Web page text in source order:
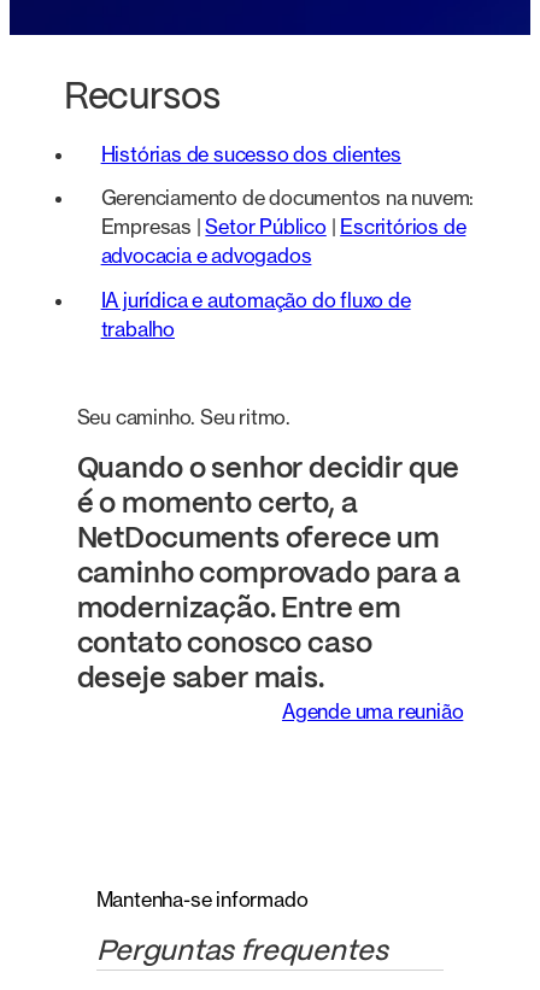
Recursos
Histórias de sucesso dos clientes
Gerenciamento de documentos na nuvem:
Empresas |Setor Público|
Escritórios de
advocacia e advogados
IA jurídica e automação do fluxo de
trabalho
Seu caminho. Seu ritmo.
Quando o senhor decidir que
é o momento certo, a
NetDocuments oferece um
caminho comprovado para a
modernização. Entre em
contato conosco caso
deseje saber mais. ​
Agende uma reunião
Mantenha-se informado
Perguntas frequentes